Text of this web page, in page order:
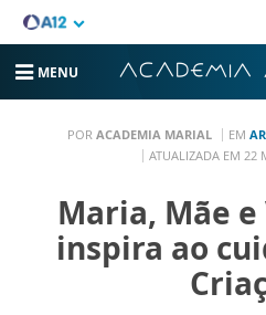
MENU
POR ACADEMIA MARIAL EM
ATUALIZADA EM 22
Maria, Mãe
inspira ao